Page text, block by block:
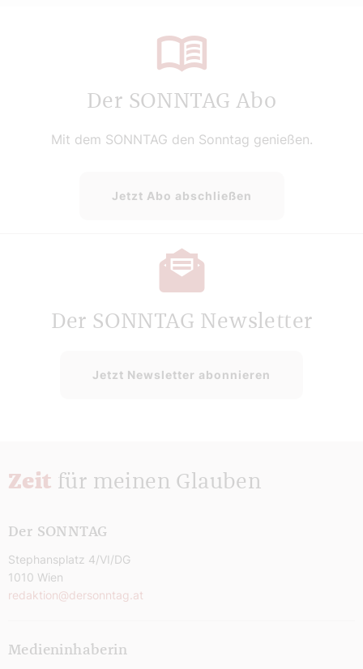
Der SONNTAG Abo
Mit dem SONNTAG den Sonntag genießen.
Jetzt Abo abschließen
Der SONNTAG Newsletter
Jetzt Newsletter abonnieren
Zeit für meinen Glauben
Der SONNTAG
Stephansplatz 4/VI/DG
1010 Wien
redaktion@dersonntag.at
Medieninhaberin